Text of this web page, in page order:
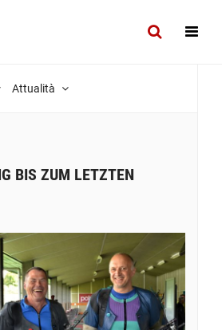
Attualità
BIS ZUM LETZTEN